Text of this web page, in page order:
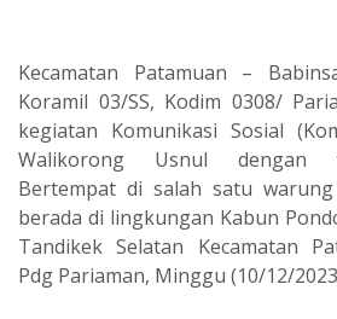
Kecamatan Patamuan –
Koramil 03/SS, Kodim 0308/
kegiatan Komunikasi Sosial
Walikorong Usnul dengan
Bertempat di salah satu
berada di lingkungan Kabun
Tandikek Selatan Kecamatan
Pdg Pariaman, Minggu (10/12/